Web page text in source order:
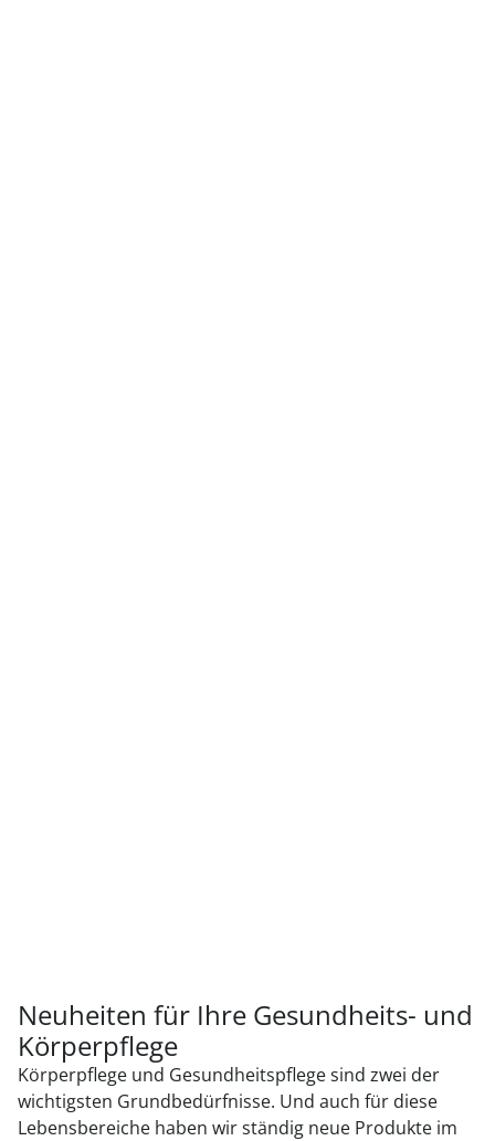
Neuheiten für Ihre Gesundheits- und
Körperpflege
Körperpflege und Gesundheitspflege sind zwei der
wichtigsten Grundbedürfnisse. Und auch für diese
Lebensbereiche haben wir ständig neue Produkte im